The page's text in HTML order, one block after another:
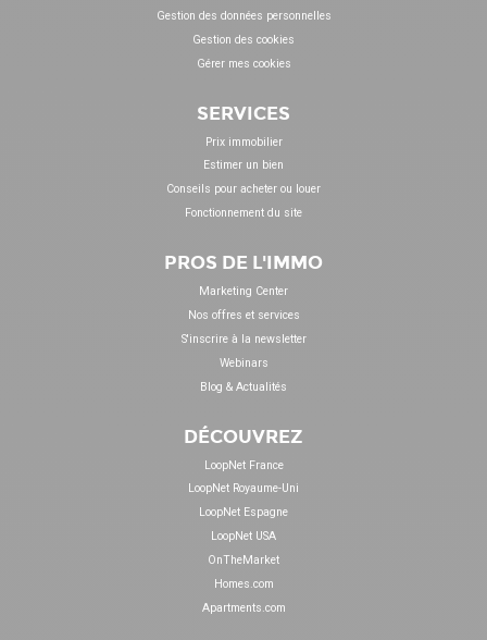
Gestion des données personnelles
Gestion des cookies
Gérer mes cookies
SERVICES
Prix immobilier
Estimer un bien
Conseils pour acheter ou louer
Fonctionnement du site
PROS DE L'IMMO
Marketing Center
Nos offres et services
S'inscrire à la newsletter
Webinars
Blog & Actualités
DÉCOUVREZ
LoopNet France
LoopNet Royaume-Uni
LoopNet Espagne
LoopNet USA
OnTheMarket
Homes.com
Apartments.com